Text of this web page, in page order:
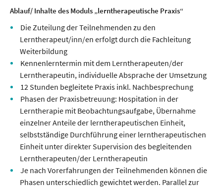
Ablauf/ Inhalte des Moduls „lerntherapeutische Praxis“
Die Zuteilung der Teilnehmenden zu den
Lerntherapeut/inn/en erfolgt durch die Fachleitung
Weiterbildung
Kennenlerntermin mit dem Lerntherapeuten/der
Lerntherapeutin, individuelle Absprache der Umsetzung
12 Stunden begleitete Praxis inkl. Nachbesprechung
Phasen der Praxisbetreuung: Hospitation in der
Lerntherapie mit Beobachtungsaufgabe, Übernahme
einzelner Anteile der lerntherapeutischen Einheit,
selbstständige Durchführung einer lerntherapeutischen
Einheit unter direkter Supervision des begleitenden
Lerntherapeuten/der Lerntherapeutin
Je nach Vorerfahrungen der Teilnehmenden können die
Phasen unterschiedlich gewichtet werden. Parallel zur